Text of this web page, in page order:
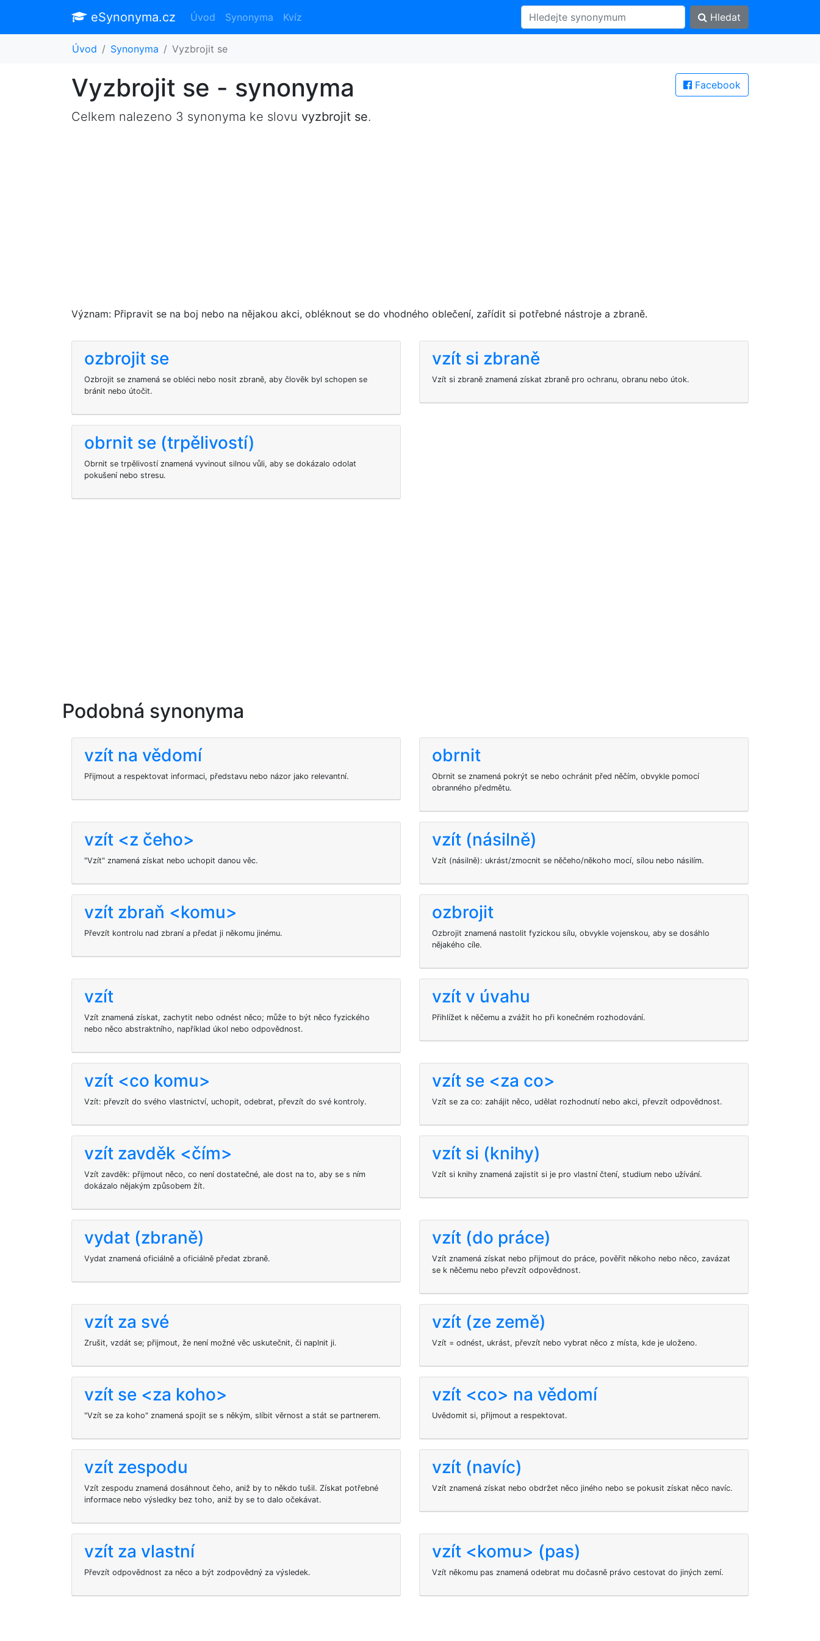
eSynonyma.cz Úvod Synonyma Kvíz Hledat
Úvod Synonyma Vyzbrojit se
Facebook
Vyzbrojit se - synonyma
Celkem nalezeno 3 synonyma ke slovu vyzbrojit se.
Význam: Připravit se na boj nebo na nějakou akci, obléknout se do vhodného oblečení, zařídit si potřebné nástroje a zbraně.
ozbrojit se
Ozbrojit se znamená se obléci nebo nosit zbraně, aby člověk byl schopen se
bránit nebo útočit.
vzít si zbraně
Vzít si zbraně znamená získat zbraně pro ochranu, obranu nebo útok.
obrnit se (trpělivostí)
Obrnit se trpělivostí znamená vyvinout silnou vůli, aby se dokázalo odolat
pokušení nebo stresu.
Podobná synonyma
vzít na vědomí
Přijmout a respektovat informaci, představu nebo názor jako relevantní.
obrnit
Obrnit se znamená pokrýt se nebo ochránit před něčím, obvykle pomocí
obranného předmětu.
vzít <z čeho>
"Vzít" znamená získat nebo uchopit danou věc.
vzít (násilně)
Vzít (násilně): ukrást/zmocnit se něčeho/někoho mocí, sílou nebo násilím.
vzít zbraň <komu>
Převzít kontrolu nad zbraní a předat ji někomu jinému.
ozbrojit
Ozbrojit znamená nastolit fyzickou sílu, obvykle vojenskou, aby se dosáhlo
nějakého cíle.
vzít
Vzít znamená získat, zachytit nebo odnést něco; může to být něco fyzického
nebo něco abstraktního, například úkol nebo odpovědnost.
vzít v úvahu
Přihlížet k něčemu a zvážit ho při konečném rozhodování.
vzít <co komu>
Vzít: převzít do svého vlastnictví, uchopit, odebrat, převzít do své kontroly.
vzít se <za co>
Vzít se za co: zahájit něco, udělat rozhodnutí nebo akci, převzít odpovědnost.
vzít zavděk <čím>
Vzít zavděk: přijmout něco, co není dostatečné, ale dost na to, aby se s ním
dokázalo nějakým způsobem žít.
vzít si (knihy)
Vzít si knihy znamená zajistit si je pro vlastní čtení, studium nebo užívání.
vydat (zbraně)
Vydat znamená oficiálně a oficiálně předat zbraně.
vzít (do práce)
Vzít znamená získat nebo přijmout do práce, pověřit někoho nebo něco, zavázat
se k něčemu nebo převzít odpovědnost.
vzít za své
Zrušit, vzdát se; přijmout, že není možné věc uskutečnit, či naplnit ji.
vzít (ze země)
Vzít = odnést, ukrást, převzít nebo vybrat něco z místa, kde je uloženo.
vzít se <za koho>
"Vzít se za koho" znamená spojit se s někým, slíbit věrnost a stát se partnerem.
vzít <co> na vědomí
Uvědomit si, přijmout a respektovat.
vzít zespodu
Vzít zespodu znamená dosáhnout čeho, aniž by to někdo tušil. Získat potřebné
informace nebo výsledky bez toho, aniž by se to dalo očekávat.
vzít (navíc)
Vzít znamená získat nebo obdržet něco jiného nebo se pokusit získat něco navíc.
vzít za vlastní
Převzít odpovědnost za něco a být zodpovědný za výsledek.
vzít <komu> (pas)
Vzít někomu pas znamená odebrat mu dočasně právo cestovat do jiných zemí.